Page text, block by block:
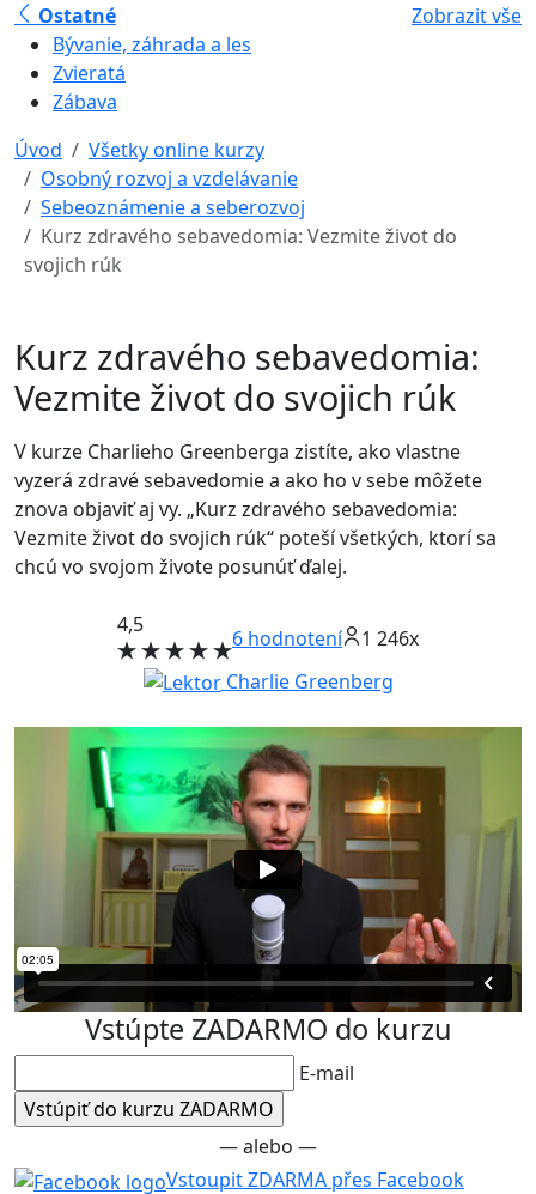
Ostatné
Zobrazit vše
Bývanie, záhrada a les
Zvieratá
Zábava
Úvod
Všetky online kurzy
Osobný rozvoj a vzdelávanie
Sebeoznámenie a seberozvoj
Kurz zdravého sebavedomia: Vezmite život do
svojich rúk
Kurz zdravého sebavedomia:
Vezmite život do svojich rúk
V kurze Charlieho Greenberga zistíte, ako vlastne
vyzerá zdravé sebavedomie a ako ho v sebe môžete
znova objaviť aj vy. „Kurz zdravého sebavedomia:
Vezmite život do svojich rúk“ poteší všetkých, ktorí sa
chcú vo svojom živote posunúť ďalej.
4,5
6 hodnotení
1 246x
Charlie Greenberg
Vstúpte ZADARMO do kurzu
E-mail
— alebo —
Vstoupit ZDARMA přes Facebook